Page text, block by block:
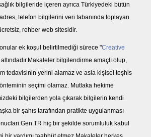
bilgileride içeren ayrıca Türkiyedeki bütün
adres, telefon bilgilerini veri tabanında toplayan
rehber web sitesidir.
ek koşul belirtilmediği sürece "Creative
altındadır.Makaleler bilgilendirme amaçlı olup,
tedavisinin yerini alamaz ve asla kişisel teşhis
seçimi olamaz. Mutlaka hekime
bilgilerden yola çıkarak bilgilerin kendi
bir şahıs tarafından pratikte uygulanması
hiç bir şekilde sorumluluk kabul